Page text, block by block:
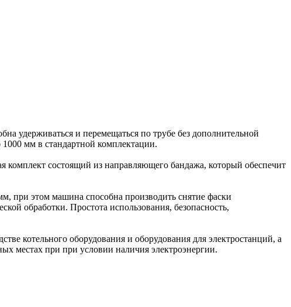
удерживаться и перемещаться по трубе без дополнительной
мм в стандартной комплектации.
состоящий из направляющего бандажа, который обеспечит
при этом машина способна производить снятие фаски
обработки. Простота использования, безопасность,
котельного оборудования и оборудования для электростанций, а
местах при при условии наличия электроэнергии.